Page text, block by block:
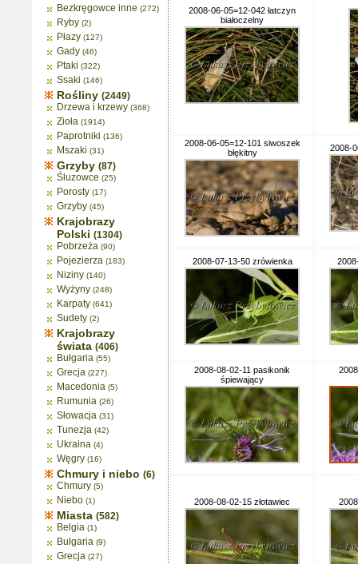
Bezkręgowce inne (272)
Ryby (2)
Płazy (127)
Gady (46)
Ptaki (322)
Ssaki (146)
Rośliny (2449)
Drzewa i krzewy (368)
Zioła (1914)
Paprotniki (136)
Mszaki (31)
Grzyby (87)
Śluzowce (25)
Porosty (17)
Grzyby (45)
Krajobrazy
Polski (1304)
Pobrzeża (90)
Pojezierza (183)
Niziny (140)
Wyżyny (248)
Karpaty (641)
Sudety (2)
Krajobrazy
świata (406)
Bułgaria (55)
Grecja (227)
Macedonia (5)
Rumunia (26)
Słowacja (31)
Tunezja (42)
Ukraina (4)
Węgry (16)
Chmury i niebo (6)
Chmury (5)
Niebo (1)
Miasta (582)
Belgia (1)
Bułgaria (9)
Grecja (27)
2008-06-05=12-042 łatczyn
białoczelny
2008-06-05=12-101 siwoszek
błękitny
2008-
2008-07-13-50 zrówienka
2008-08-02-11 pasikonik
śpiewający
2008-08-02-15 złotawiec